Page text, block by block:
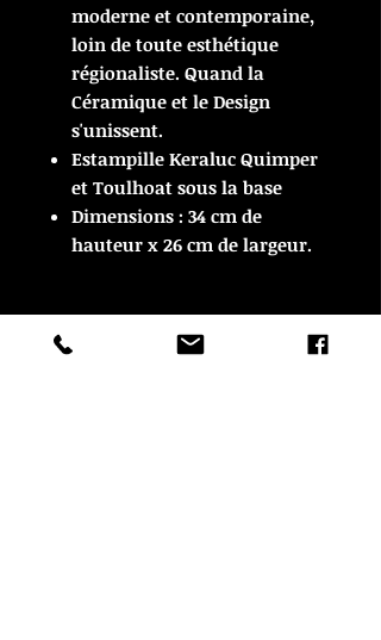
moderne et contemporaine,
loin de toute esthétique
régionaliste. Quand la
Céramique et le Design
s'unissent.
Estampille Keraluc Quimper
et Toulhoat sous la base
Dimensions : 34 cm de
hauteur x 26 cm de largeur.